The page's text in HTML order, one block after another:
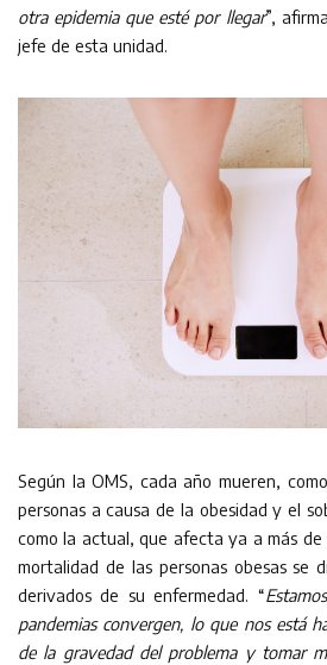
otra epidemia que esté por llegar”,
jefe de esta unidad.
Según la OMS, cada año mueren,
personas a causa de la obesidad y el
como la actual, que afecta ya a más de
mortalidad de las personas obesas se
derivados de su enfermedad. “
pandemias convergen, lo que nos está
de la gravedad del problema y tomar